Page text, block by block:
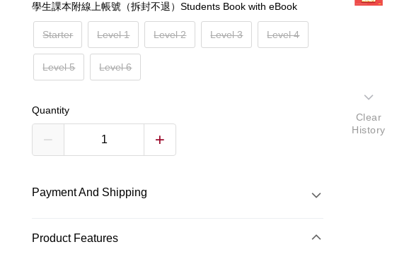
學生課本附線上帳號（拆封不退）Students Book with eBook
Starter Level 1 Level 2 Level 3 Level 4
Level 5 Level 6
Quantity
Payment And Shipping
Payment Method
Product Features
Clear
History